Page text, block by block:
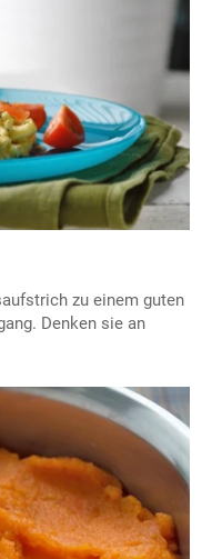
zu einem guten
Denken sie an